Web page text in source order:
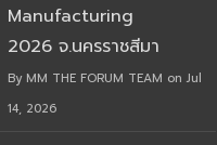
Manufacturing
2026 จ.นครราชสีมา
By MM THE FORUM TEAM on Jul
14, 2026